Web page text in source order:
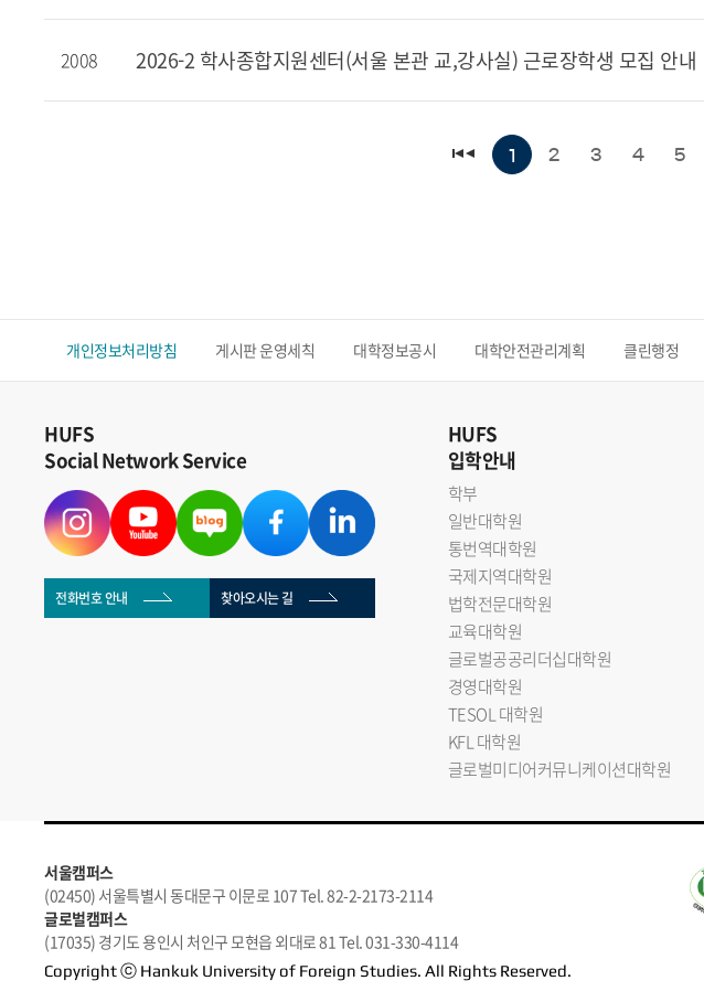
2008 2026-2 학사종합지원센터(서울 본관 교,강사실) 근로장학생 모집 안내
1 2 3 4 5
개인정보처리방침 게시판 운영세칙 대학정보공시 대학안전관리계획 클린행정
HUFS
Social Network Service
전화번호 안내 찾아오시는 길
HUFS
입학안내
학부
일반대학원
통번역대학원
국제지역대학원
법학전문대학원
교육대학원
글로벌공공리더십대학원
경영대학원
TESOL 대학원
KFL 대학원
글로벌미디어커뮤니케이션대학원
서울캠퍼스
(02450) 서울특별시 동대문구 이문로 107 Tel. 82-2-2173-2114
글로벌캠퍼스
(17035) 경기도 용인시 처인구 모현읍 외대로 81 Tel. 031-330-4114
Copyright ⓒ Hankuk University of Foreign Studies. All Rights Reserved.